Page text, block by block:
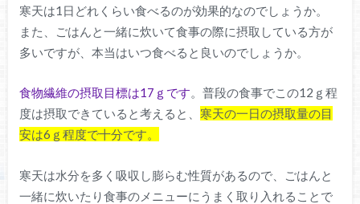
寒天は1日どれくらい食べるのが効果的なのでしょうか。
また、ごはんと一緒に炊いて食事の際に摂取している方が
多いですが、本当はいつ食べると良いのでしょうか。
食物繊維の摂取目標は17ｇです。普段の食事でこの12ｇ程
度は摂取できていると考えると、 寒天の一日の摂取量の目
安は6ｇ程度で十分です。
寒天は水分を多く吸収し膨らむ性質があるので、ごはんと
一緒に炊いたり食事のメニューにうまく取り入れることで